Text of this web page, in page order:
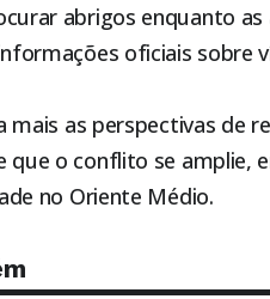
abrigos enquanto
oficiais sobre
mais as perspectivas de
o conflito se amplie,
no Oriente Médio.